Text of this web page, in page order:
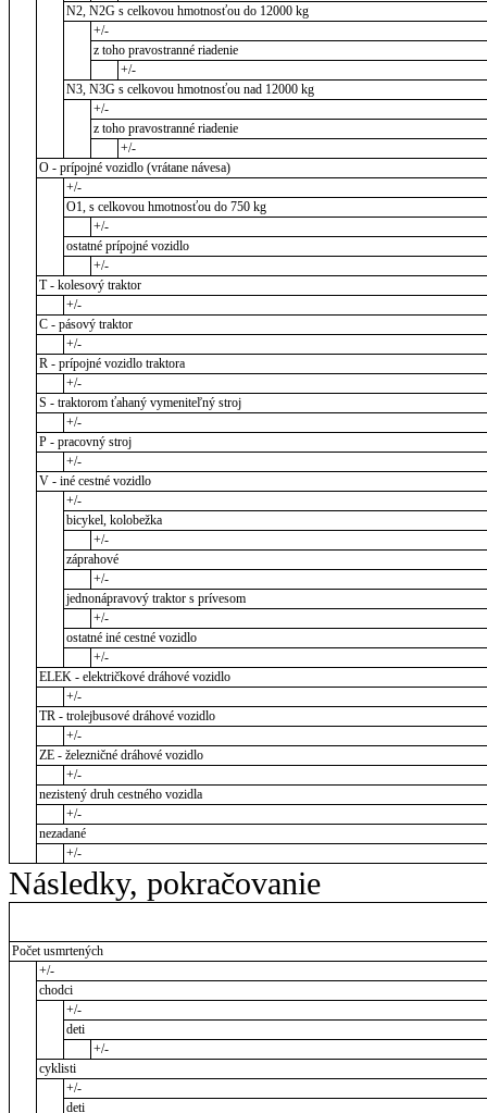
N2, N2G s celkovou hmotnosťou do 12000 kg
+/-
z toho pravostranné riadenie
+/-
N3, N3G s celkovou hmotnosťou nad 12000 kg
+/-
z toho pravostranné riadenie
+/-
O - prípojné vozidlo (vrátane návesa)
+/-
O1, s celkovou hmotnosťou do 750 kg
+/-
ostatné prípojné vozidlo
+/-
T - kolesový traktor
+/-
C - pásový traktor
+/-
R - prípojné vozidlo traktora
+/-
S - traktorom ťahaný vymeniteľný stroj
+/-
P - pracovný stroj
+/-
V - iné cestné vozidlo
+/-
bicykel, kolobežka
+/-
záprahové
+/-
jednonápravový traktor s prívesom
+/-
ostatné iné cestné vozidlo
+/-
ELEK - električkové dráhové vozidlo
+/-
TR - trolejbusové dráhové vozidlo
+/-
ZE - železničné dráhové vozidlo
+/-
nezistený druh cestného vozidla
+/-
nezadané
+/-
Následky, pokračovanie
Počet usmrtených
+/-
chodci
+/-
deti
+/-
cyklisti
+/-
deti